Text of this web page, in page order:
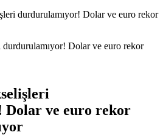
durdurulamıyor! Dolar ve euro rekor
Dolar ve euro rekor